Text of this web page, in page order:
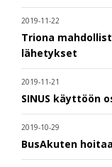
2019-11-22
Triona
lähetykset
2019-11-21
SINUS käyttöön
2019-10-29
BusAkuten